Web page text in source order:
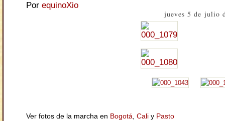
Por equinoXio
jueves 5 de julio
Ver fotos de la marcha en Bogotá, Cali y Pasto